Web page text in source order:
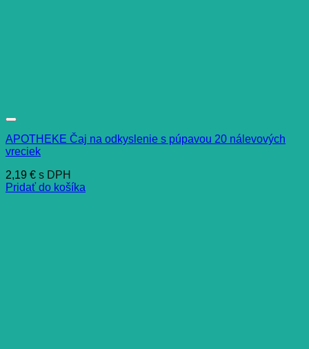
APOTHEKE Čaj na odkyslenie s púpavou 20 nálevových
vreciek
2,19 € s DPH
Pridať do košíka